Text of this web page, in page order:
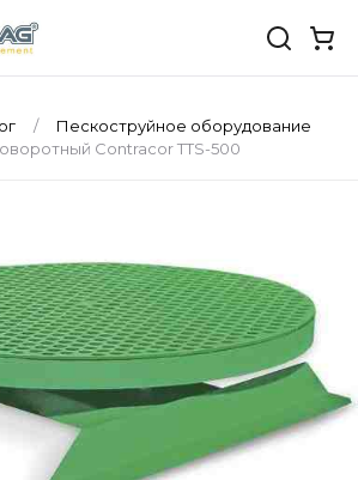
Пескоструйное оборудование
Contracor TTS-500